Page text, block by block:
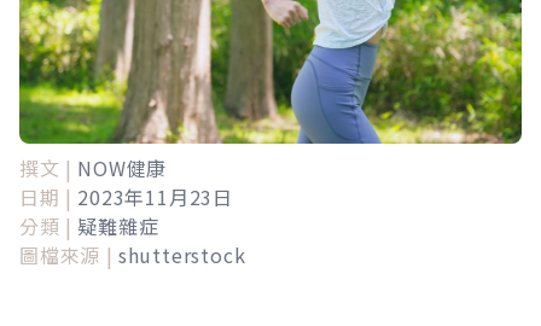
撰文 | NOW健康
日期 | 2023年11月23日
分類 | 疑難雜症
圖檔來源 | shutterstock